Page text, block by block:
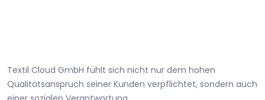
Textil Cloud GmbH fühlt sich nicht nur dem hohen
Qualitätsanspruch seiner Kunden verpflichtet, sondern auch